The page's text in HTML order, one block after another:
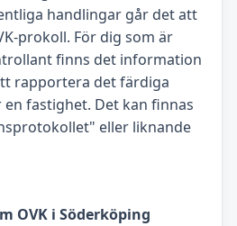
handlingar går det att
prokoll. För dig som är
finns det information
rapportera det färdiga
fastighet. Det kan finnas
eller liknande
OVK i Söderköping